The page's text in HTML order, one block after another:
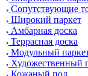
Сопутствующие
Широкий паркет
Амбарная доска
Террасная доска
Модульный
Художественный
Кожаный пол